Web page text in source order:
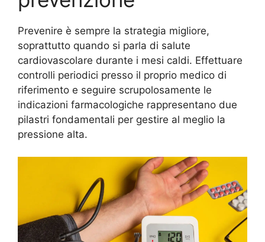
Prevenire è sempre la strategia migliore,
soprattutto quando si parla di salute
cardiovascolare durante i mesi caldi. Effettuare
controlli periodici presso il proprio medico di
riferimento e seguire scrupolosamente le
indicazioni farmacologiche rappresentano due
pilastri fondamentali per gestire al meglio la
pressione alta.